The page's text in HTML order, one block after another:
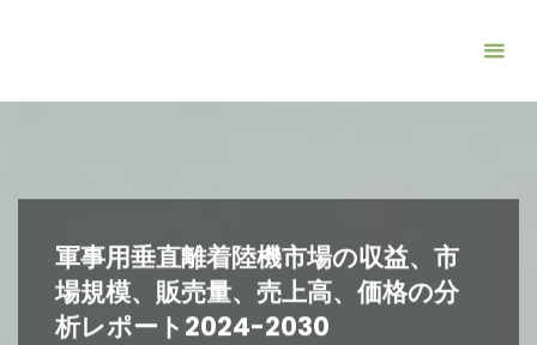
軍事用垂直離着陸機市場の収益、市
場規模、販売量、売上高、価格の分
析レポート2024-2030